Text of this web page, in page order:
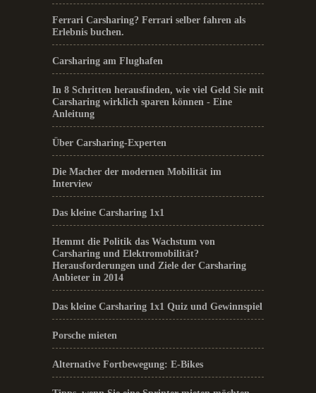
Ferrari Carsharing? Ferrari selber fahren als
Erlebnis buchen.
Carsharing am Flughafen
In 8 Schritten herausfinden, wie viel Geld Sie mit
Carsharing wirklich sparen können - Eine
Anleitung
Über Carsharing-Experten
Die Macher der modernen Mobilität im
Interview
Das kleine Carsharing 1x1
Hemmt die Politik das Wachstum von
Carsharing und Elektromobilität?
Herausforderungen und Ziele der Carsharing
Anbieter in 2014
Das kleine Carsharing 1x1 Quiz und Gewinnspiel
Porsche mieten
Alternative Fortbewegung: E-Bikes